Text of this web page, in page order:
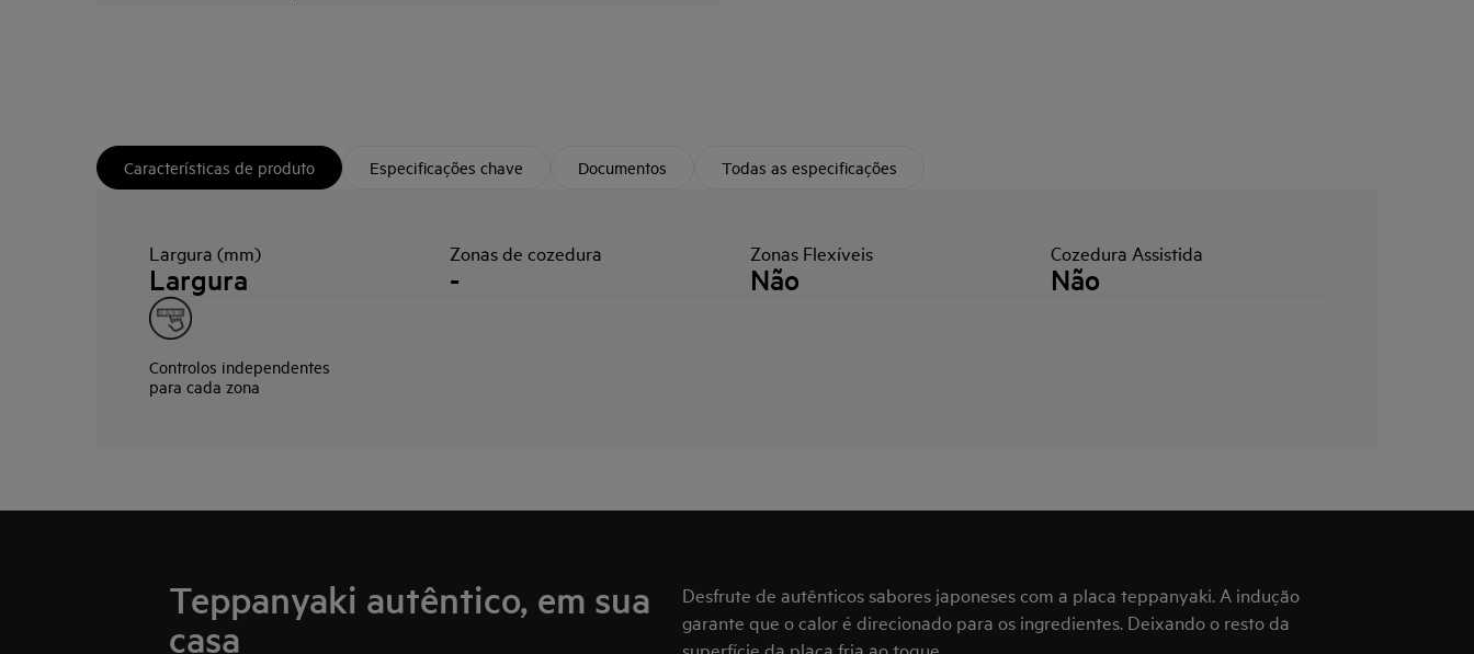
Características de produto Especificações chave Documentos Todas as especificações
Largura (mm)
Largura
Zonas de cozedura
-
Zonas Flexíveis
Não
Cozedura Assistida
Não
Controlos independentes
para cada zona
Teppanyaki autêntico, em sua
casa
Desfrute de autênticos sabores japoneses com a placa teppanyaki. A indução
garante que o calor é direcionado para os ingredientes. Deixando o resto da